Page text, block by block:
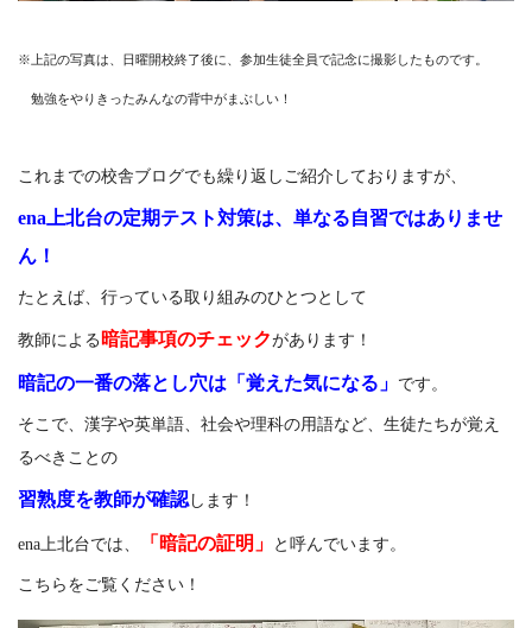
※上記の写真は、日曜開校終了後に、参加生徒全員で記念に撮影したものです。
勉強をやりきったみんなの背中がまぶしい！
これまでの校舎ブログでも繰り返しご紹介しておりますが、
ena上北台の定期テスト対策は、単なる自習ではありませ
ん！
たとえば、行っている取り組みのひとつとして
教師による 暗記事項のチェックがあります！
暗記の一番の落とし穴は「覚えた気になる」 です。
そこで、漢字や英単語、社会や理科の用語など、生徒たちが覚え
るべきことの
習熟度を教師が確認 します！
ena上北台では、 「暗記の証明」 と呼んでいます。
こちらをご覧ください！